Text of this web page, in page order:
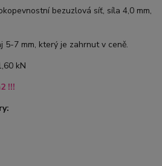
bezuzlová síť, síla 4,0 mm,
5-7 mm, který je zahrnut v ceně.
kN
!!!